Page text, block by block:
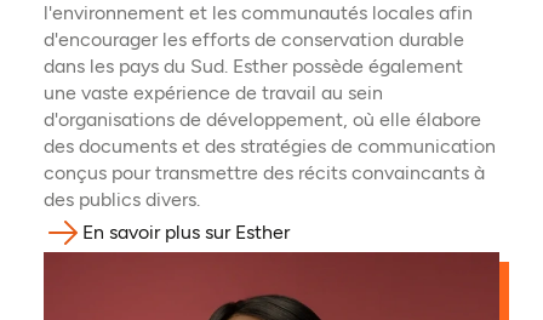
l'environnement et les communautés locales afin
d'encourager les efforts de conservation durable
dans les pays du Sud. Esther possède également
une vaste expérience de travail au sein
d'organisations de développement, où elle élabore
des documents et des stratégies de communication
conçus pour transmettre des récits convaincants à
des publics divers.
En savoir plus sur Esther(ouvre dans un nouvel